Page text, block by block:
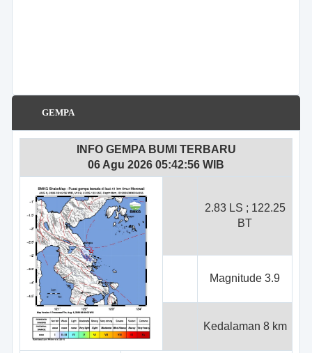
GEMPA
INFO GEMPA BUMI TERBARU
06 Agu 2026 05:42:56 WIB
2.83 LS ; 122.25
BT
Magnitude 3.9
Kedalaman 8 km